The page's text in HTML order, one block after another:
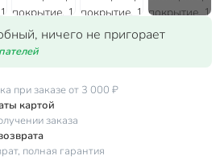
ничего не пригорает
при заказе от 3 000 ₽
картой
заказа
полная гарантия